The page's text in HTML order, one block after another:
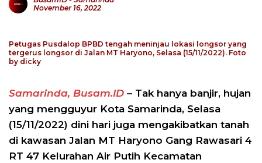
November 16, 2022
Petugas Pusdalop BPBD tengah meninjau lokasi longsor yang
tergerus longsor di Jalan MT Haryono, Selasa (15/11/2022). Foto
by dicky
Samarinda, Busam.ID – Tak hanya banjir, hujan
yang mengguyur Kota Samarinda, Selasa
(15/11/2022) dini hari juga mengakibatkan tanah
di kawasan Jalan MT Haryono Gang Rawasari 4
RT 47 Kelurahan Air Putih Kecamatan